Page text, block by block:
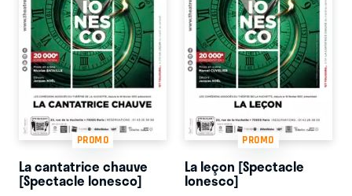
PROMO
La cantatrice chauve
[Spectacle Ionesco]
PROMO
La leçon [Spectacle
Ionesco]